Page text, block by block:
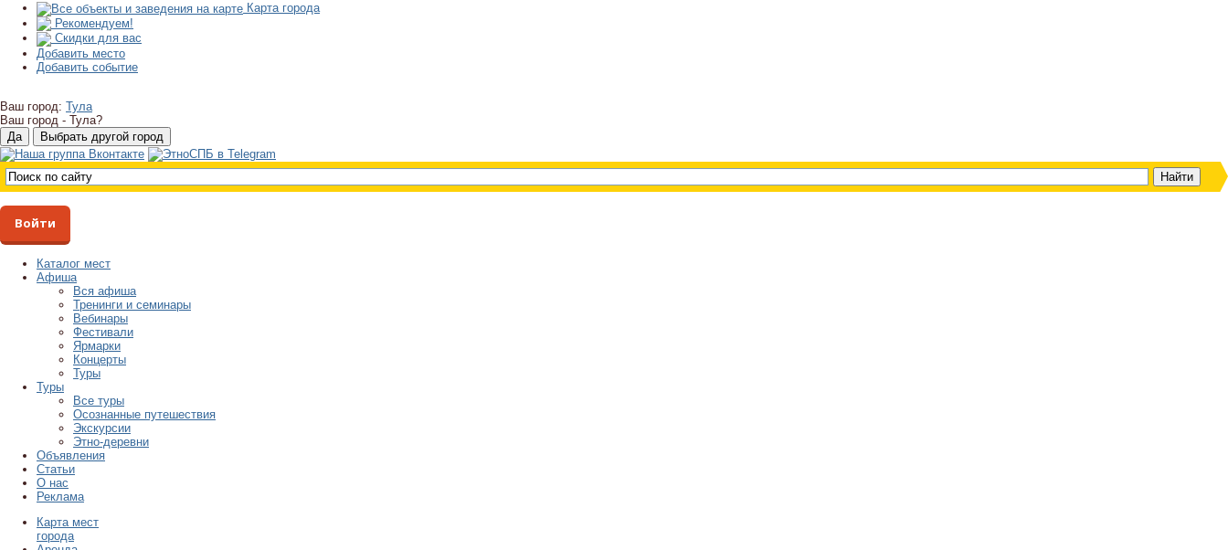
Карта города
Рекомендуем!
Скидки для вас
Добавить место
Добавить событие
Ваш город: Тула
Ваш город - Тула?
Войти
Каталог мест
Афиша
Вся афиша
Тренинги и семинары
Вебинары
Фестивали
Ярмарки
Концерты
Туры
Туры
Все туры
Осознанные путешествия
Экскурсии
Этно-деревни
Объявления
Статьи
О нас
Реклама
Карта мест
города